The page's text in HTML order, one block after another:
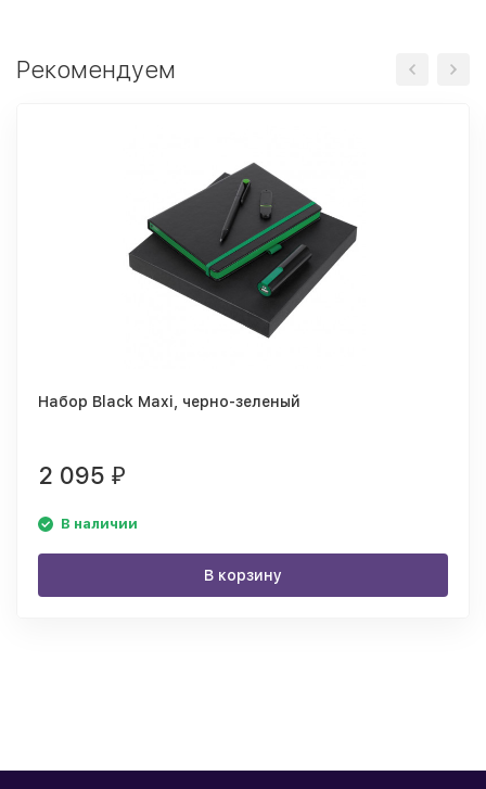
Рекомендуем
Набор Black Maxi, черно-зеленый
2 095 ₽
В наличии
В корзину